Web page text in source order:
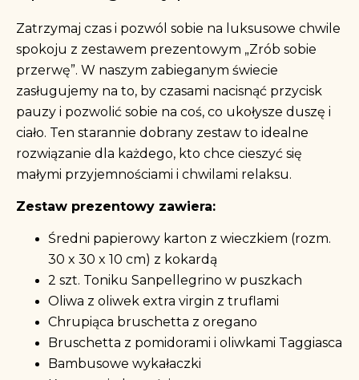
Zatrzymaj czas i pozwól sobie na luksusowe chwile
spokoju z zestawem prezentowym „Zrób sobie
przerwę”. W naszym zabieganym świecie
zasługujemy na to, by czasami nacisnąć przycisk
pauzy i pozwolić sobie na coś, co ukołysze duszę i
ciało. Ten starannie dobrany zestaw to idealne
rozwiązanie dla każdego, kto chce cieszyć się
małymi przyjemnościami i chwilami relaksu.
Zestaw prezentowy zawiera:
Średni papierowy karton z wieczkiem (rozm.
30 x 30 x 10 cm) z kokardą
2 szt. Toniku Sanpellegrino w puszkach
Oliwa z oliwek extra virgin z truflami
Chrupiąca bruschetta z oregano
Bruschetta z pomidorami i oliwkami Taggiasca
Bambusowe wykałaczki